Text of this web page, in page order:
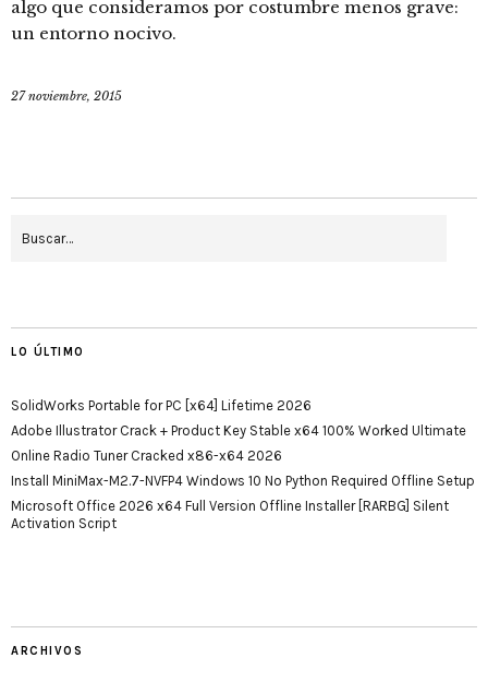
algo que consideramos por costumbre menos grave:
un entorno nocivo.
27 noviembre, 2015
LO ÚLTIMO
SolidWorks Portable for PC [x64] Lifetime 2026
Adobe Illustrator Crack + Product Key Stable x64 100% Worked Ultimate
Online Radio Tuner Cracked x86-x64 2026
Install MiniMax-M2.7-NVFP4 Windows 10 No Python Required Offline Setup
Microsoft Office 2026 x64 Full Version Offline Installer [RARBG] Silent
Activation Script
ARCHIVOS